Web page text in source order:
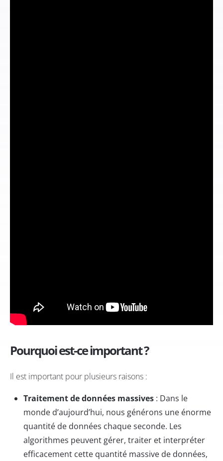
Pourquoi est-ce important ?
Il est important pour plusieurs raisons :
Traitement de données massives : Dans le
monde d’aujourd’hui, nous générons une énorme
quantité de données chaque seconde. Les
algorithmes peuvent gérer, traiter et interpréter
efficacement cette quantité massive de données,